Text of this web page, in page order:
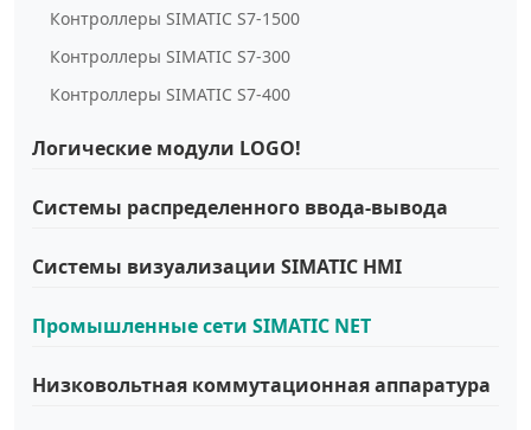
Контроллеры SIMATIC S7-1500
Контроллеры SIMATIC S7-300
Контроллеры SIMATIC S7-400
Логические модули LOGO!
Системы распределенного ввода-вывода
Системы визуализации SIMATIC HMI
Промышленные сети SIMATIC NET
Низковольтная коммутационная аппаратура